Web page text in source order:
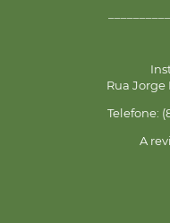
Rua Jorge
Telefone:
A